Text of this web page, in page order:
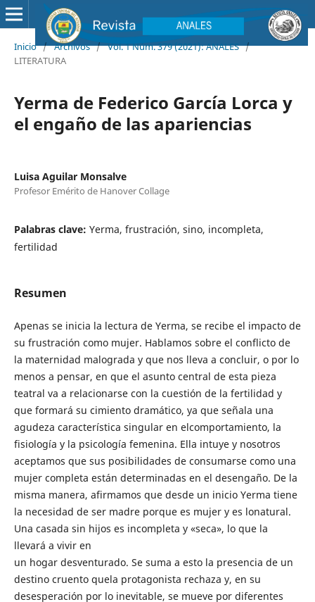
Inicio / Archivos / Vol. 1 Núm. 379 (2021): ANALES /
LITERATURA
Yerma de Federico García Lorca y
el engaño de las apariencias
Luisa Aguilar Monsalve
Profesor Emérito de Hanover Collage
Palabras clave: Yerma, frustración, sino, incompleta,
fertilidad
Resumen
Apenas se inicia la lectura de Yerma, se recibe el impacto de
su frustración como mujer. Hablamos sobre el conflicto de
la maternidad malograda y que nos lleva a concluir, o por lo
menos a pensar, en que el asunto central de esta pieza
teatral va a relacionarse con la cuestión de la fertilidad y
que formará su cimiento dramático, ya que señala una
agudeza característica singular en elcomportamiento, la
fisiología y la psicología femenina. Ella intuye y nosotros
aceptamos que sus posibilidades de consumarse como una
mujer completa están determinadas en el desengaño. De la
misma manera, afirmamos que desde un inicio Yerma tiene
la necesidad de ser madre porque es mujer y es lonatural.
Una casada sin hijos es incompleta y «seca», lo que la
llevará a vivir en
un hogar desventurado. Se suma a esto la presencia de un
destino cruento quela protagonista rechaza y, en su
desesperación por lo inevitable, se mueve por diferentes